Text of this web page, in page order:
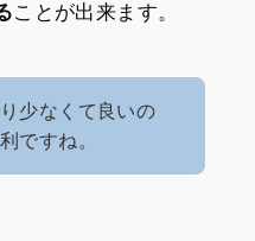
ことが出来ます。
少なくて良いの
ですね。